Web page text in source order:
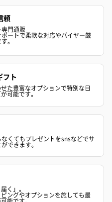
】
付き）×1
頼
門通販
ートで柔軟な対応やバイヤー厳
。
フト
た豊富なオプションで特別な日
可能です。
くてもプレゼントをsnsなどでサ
できます。
く」。
ングやオプションを施しても最